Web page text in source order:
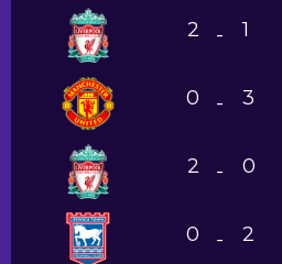
2 - 1
0 - 3
2 - 0
0 - 2